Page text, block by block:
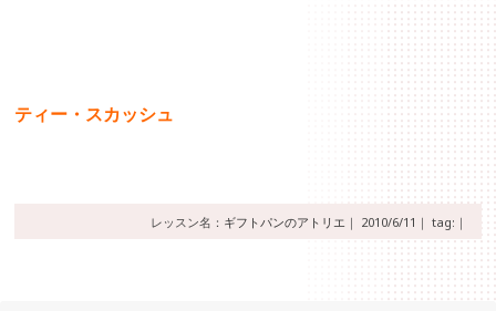
ティー・スカッシュ
レッスン名： ギフトパンのアトリエ ｜ 2010/6/11｜ tag:｜